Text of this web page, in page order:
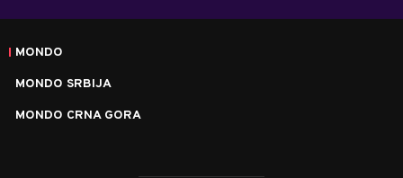
MONDO
MONDO SRBIJA
MONDO CRNA GORA